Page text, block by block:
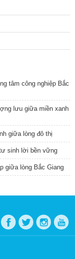
tâm công nghiệp Bắc
lưu giữa miền xanh
giữa lòng đô thị
sinh lời bền vững
giữa lòng Bắc Giang